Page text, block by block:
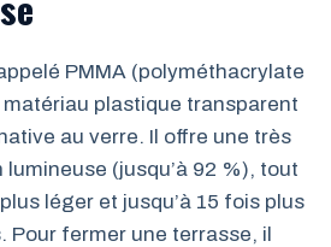
PMMA (polyméthacrylate
plastique transparent
au verre. Il offre une très
(jusqu’à 92 %), tout
léger et jusqu’à 15 fois plus
Pour fermer une terrasse, il